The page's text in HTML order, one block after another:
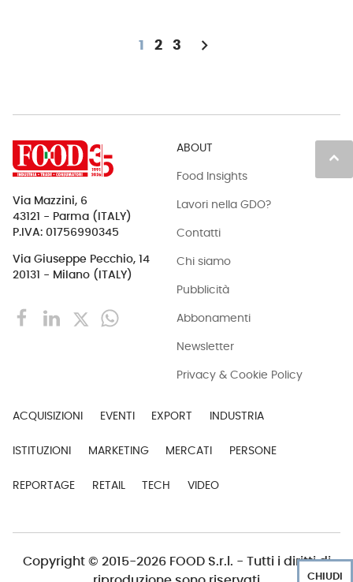
1 2 3 chevron_right
keyboard_arrow_up
Via Mazzini, 6
43121 - Parma (ITALY)
P.IVA: 01756990345
Via Giuseppe Pecchio, 14
20131 - Milano (ITALY)
ABOUT
Food Insights
Lavori nella GDO?
Contatti
Chi siamo
Pubblicità
Abbonamenti
Newsletter
Privacy & Cookie Policy
ACQUISIZIONI EVENTI EXPORT INDUSTRIA
ISTITUZIONI MARKETING MERCATI PERSONE
REPORTAGE RETAIL TECH VIDEO
Copyright © 2015-2026 FOOD S.r.l. - Tutti i diritti di
CHIUDI